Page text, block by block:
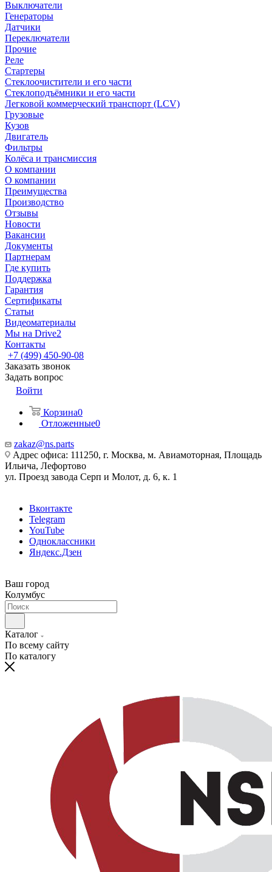
Выключатели
Генераторы
Датчики
Переключатели
Прочие
Реле
Стартеры
Стеклоочистители и его части
Стеклоподъёмники и его части
Легковой коммерческий транспорт (LCV)
Грузовые
Кузов
Двигатель
Фильтры
Колёса и трансмиссия
О компании
О компании
Преимущества
Производство
Отзывы
Новости
Вакансии
Документы
Партнерам
Где купить
Поддержка
Гарантия
Сертификаты
Статьи
Видеоматериалы
Мы на Drive2
Контакты
+7 (499) 450-90-08
Заказать звонок
Задать вопрос
Войти
Корзина0
Отложенные0
zakaz@ns.parts
Адрес офиса: 111250, г. Москва, м. Авиамоторная, Площадь
Ильича, Лефортово
ул. Проезд завода Серп и Молот, д. 6, к. 1
Вконтакте
Telegram
YouTube
Одноклассники
Яндекс.Дзен
Ваш город
Колумбус
Каталог
По всему сайту
По каталогу